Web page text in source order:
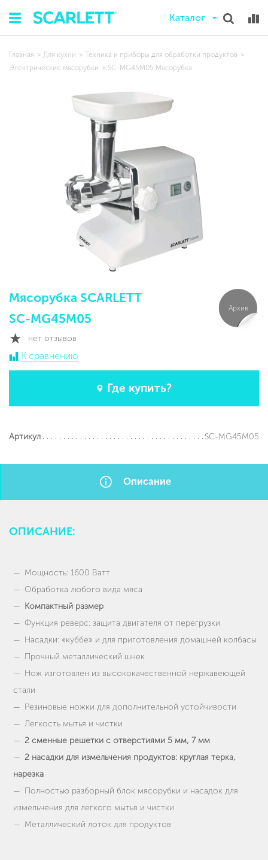
Каталог
Главная Для кухни
Техника и приборы для обработки продуктов
Электрические мясорубки
SC-MG45M05 Мясорубка
Мясорубка SCARLETT
SC-MG45M05
нет отзывов
К сравнению
Где купить?
Архив
Артикул SC-MG45M05
Описание
ОПИСАНИЕ:
Мощность: 1600 Ватт
Обработка любого вида мяса
Компактный размер
Функция реверс: защита двигателя от перегрузки
Насадки: «куббе» и для приготовления домашней колбасы
Прочный металлический шнек
Нож изготовлен из высококачественной нержавеющей
стали
Резиновые ножки для дополнительной устойчивости
Легкость мытья и чистки
2 сменные решетки с отверстиями 5 мм, 7 мм
2 насадки для измельчения продуктов: круглая терка,
нарезка
Полностью разборный блок мясорубки и насадок для
измельчения для легкого мытья и чистки
Металлический лоток для продуктов